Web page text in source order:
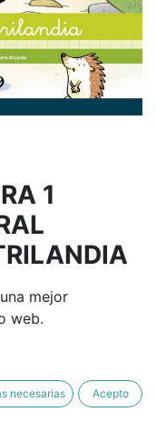
1
mejor
web.
necesarias Acepto